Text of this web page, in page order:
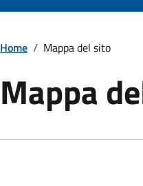
Home / Mappa del sito
Mappa